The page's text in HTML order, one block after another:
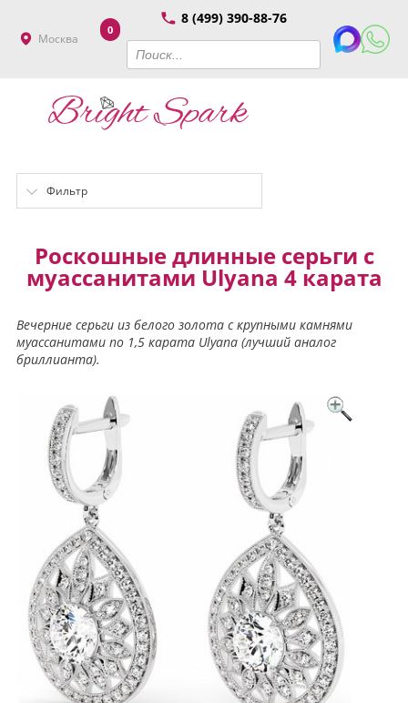
Москва
8 (499) 390-88-76
0
Фильтр
Роскошные длинные серьги с
муассанитами Ulyana 4 карата
Вечерние серьги из белого золота с крупными камнями
муассанитами по 1,5 карата Ulyana (лучший аналог
бриллианта).